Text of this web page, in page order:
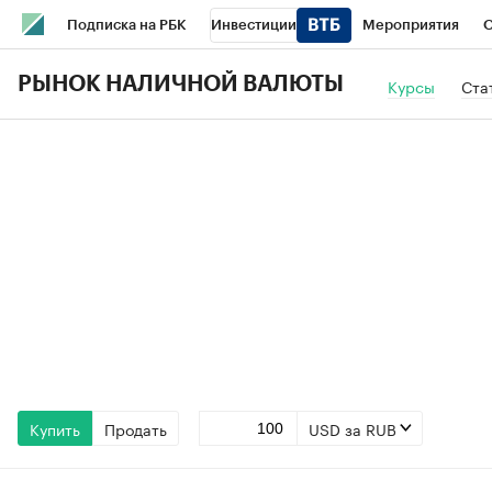
Подписка на РБК Инвестиции Мероприятия
Школа управления РБК РБК Образование
РБК Бизнес-среда Дискуссионный клуб Исследования
РЫНОК НАЛИЧНОЙ ВАЛЮТЫ Курсы
Купить Продать USD за RUB